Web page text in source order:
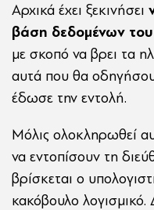
Αρχικά έχει ξεκινήσει
βάση δεδομένων
με σκοπό να βρει τα
αυτά που θα
έδωσε την εντολή.
Μόλις ολοκληρωθεί
να εντοπίσουν τη
βρίσκεται ο
κακόβουλο